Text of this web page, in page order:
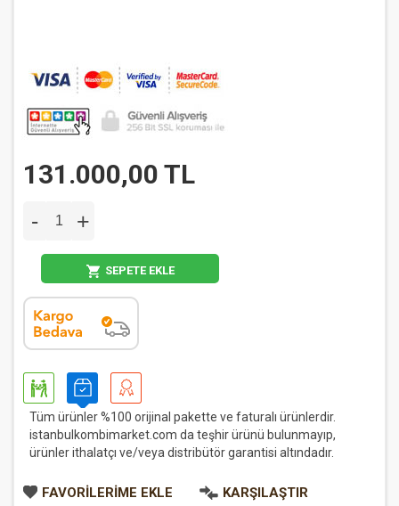
131.000,00 TL
- +
SEPETE EKLE
Tüm ürünler %100 orijinal pakette ve faturalı ürünlerdir.
istanbulkombimarket.com da teşhir ürünü bulunmayıp,
ürünler ithalatçı ve/veya distribütör garantisi altındadır.
FAVORILERIME EKLE KARŞILAŞTIR